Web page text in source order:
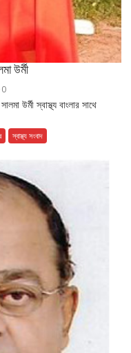
উর্মী
0
স্বাস্থ্য বাংলার সাথে
স্বাস্থ্য সংবাদ